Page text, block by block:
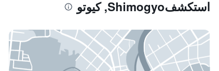
استكشفShimogyo, كيوتو